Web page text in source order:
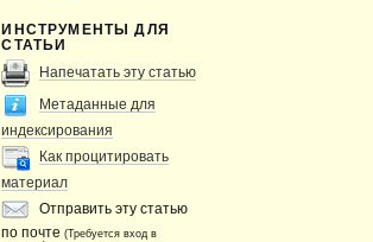
ИНСТРУМЕНТЫ ДЛЯ
СТАТЬИ
Напечатать эту статью
Метаданные для
индексирования
Как процитировать
материал
Отправить эту статью
по почте(Требуется вход в